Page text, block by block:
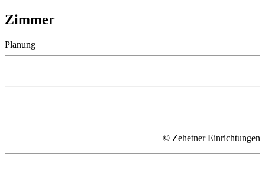
Zimmer
Planung
© Zehetner Einrichtungen